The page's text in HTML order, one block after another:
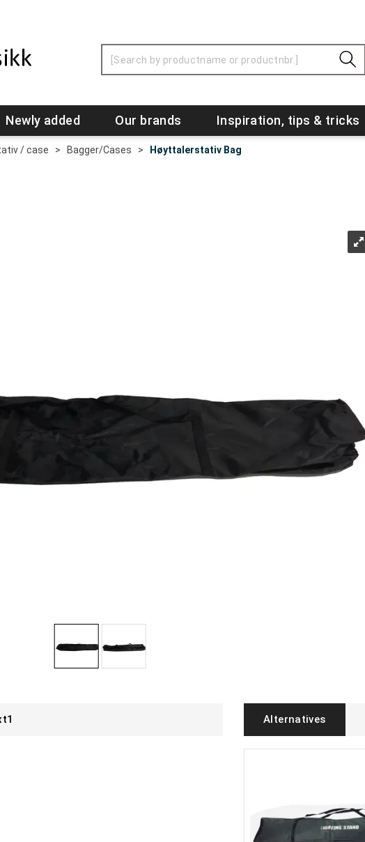
Newly added Our brands Inspiration, tips & tricks
/ case > Bagger/Cases > Høyttalerstativ Bag
Alternatives